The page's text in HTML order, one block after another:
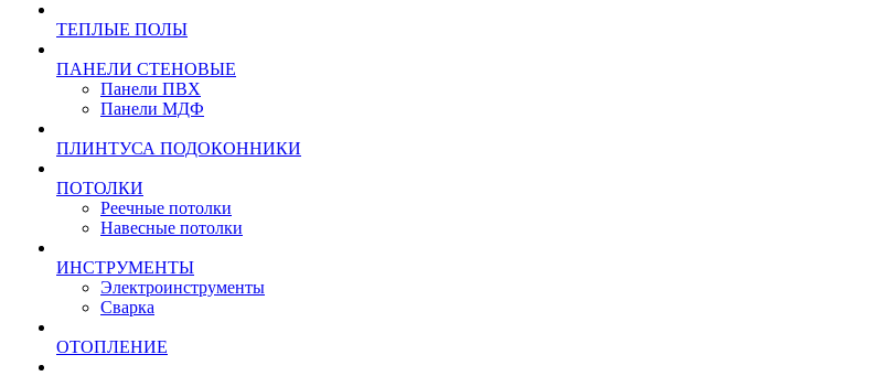
ТЕПЛЫЕ ПОЛЫ
ПАНЕЛИ СТЕНОВЫЕ
Панели ПВХ
Панели МДФ
ПЛИНТУСА ПОДОКОННИКИ
ПОТОЛКИ
Реечные потолки
Навесные потолки
ИНСТРУМЕНТЫ
Электроинструменты
Сварка
ОТОПЛЕНИЕ